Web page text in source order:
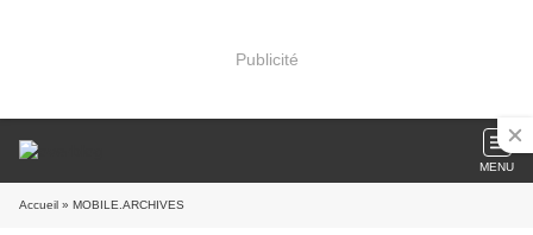
Publicité
MENU
Accueil » MOBILE.ARCHIVES